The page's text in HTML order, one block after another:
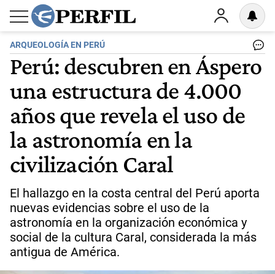
ARQUEOLOGÍA EN PERÚ
Perú: descubren en Áspero
una estructura de 4.000
años que revela el uso de
la astronomía en la
civilización Caral
El hallazgo en la costa central del Perú aporta
nuevas evidencias sobre el uso de la
astronomía en la organización económica y
social de la cultura Caral, considerada la más
antigua de América.